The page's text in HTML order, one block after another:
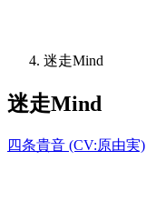
迷走Mind
迷走Mind
四条貴音 (CV:原由実)